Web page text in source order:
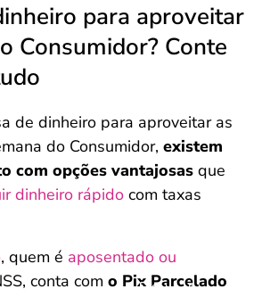
para aproveitar
Consumidor? Conte
de dinheiro para aproveitar as
do Consumidor, existem
com opções vantajosas que
dinheiro rápido com taxas
, quem é aposentado ou
conta com o Pix Parcelado